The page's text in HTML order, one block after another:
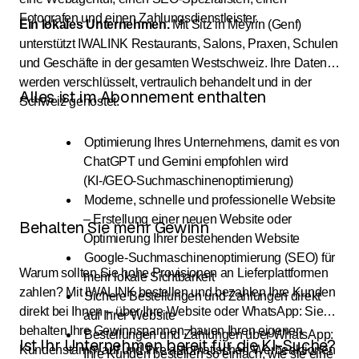
Fotografen und einen Zahlungsdienstleister.
Ein lokales Unternehmen.Mit Sitz in Meyrin (Genf)
unterstützt IWALINK Restaurants, Salons, Praxen, Schulen
und Geschäfte in der gesamten Westschweiz. Ihre Daten
werden verschlüsselt, vertraulich behandelt und in der
Schweiz gehostet.
Alles ist im Abonnement enthalten
Optimierung Ihres Unternehmens, damit es von
ChatGPT und Gemini empfohlen wird
(KI-/GEO-Suchmaschinenoptimierung)
Moderne, schnelle und professionelle Website
– Erstellung einer neuen Website oder
Optimierung Ihrer bestehenden Website
Google-Suchmaschinenoptimierung (SEO) für
mehr lokale Sichtbarkeit
Sichere Bestellungen und Zahlungen direkt
auf Ihrer Website
Bestellungen und Zahlungen über WhatsApp:
Ihre Kunden bestellen so einfach, wie sie eine
Behalten Sie mehr Gewinn
Warum sollten Sie hohe Provisionen an Lieferplattformen
zahlen? Mit IWALINK bestellen und bezahlen Ihre Kunden
direkt bei Ihnen – über Ihre Website oder WhatsApp: Sie
behalten Ihre Gewinnspannen, bauen Ihren eigenen
Kundenstamm auf und Ihre automatischen Werbeaktionen
Ist Ihr Unternehmen bereit für die KI-Suche?